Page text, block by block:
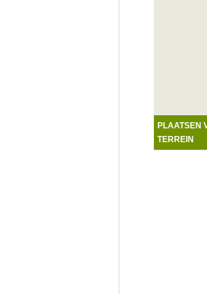
PLAATSEN
TERREIN